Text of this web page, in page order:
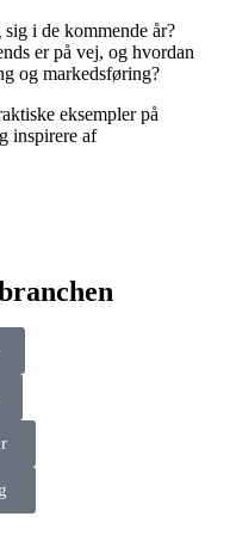
i de kommende år?
er på vej, og hvordan
og markedsføring?
eksempler på
inspirere af